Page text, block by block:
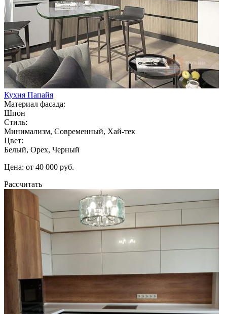
Кухня Папайя
Материал фасада:
Шпон
Стиль:
Минимализм, Современный, Хай-тек
Цвет:
Белый, Орех, Черный
Цена: от 40 000 руб.
Рассчитать